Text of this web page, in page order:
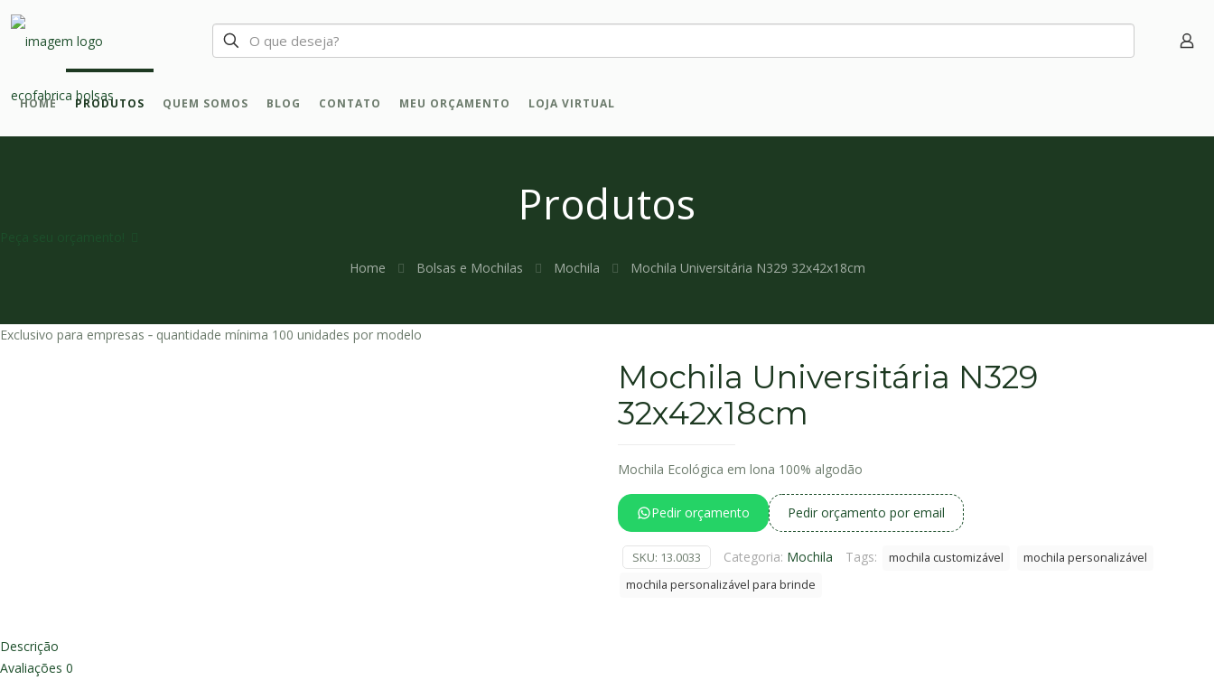
HOME PRODUTOS QUEM SOMOS BLOG CONTATO MEU ORÇAMENTO LOJA VIRTUAL
Produtos
Home
Bolsas e Mochilas Mochila Mochila Universitária N329 32x42x18cm
Exclusivo para empresas ‐ quantidade mínima 100 unidades por modelo
Mochila Universitária N329
32x42x18cm
Mochila Ecológica em lona 100% algodão
Pedir orçamento Pedir orçamento por email
SKU: 13.0033 Categoria: Mochila Tags: mochila customizável
mochila personalizável
mochila personalizável para brinde
Descrição
Avaliações 0